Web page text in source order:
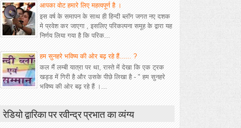
आपका वोट हमारे लिए महत्वपूर्ण है ।
इस वर्ष के समापन के साथ ही हिन्दी ब्लॉग जगत नए दशक
मे प्रवेश कर जाएगा , इसलिए परिकल्पना समूह के द्वारा यह
निर्णय लिया गया है कि परिक...
हम सुनहरे भविष्य की ओर बढ़ रहे हैं...... ?
कल मैं लम्बी यात्रा पर था, रास्ते में देखा कि एक ट्रक
खड्ड में गिरी है और उसके पीछे लिखा है - " हम सुनहरे
भविष्य की ओर बढ़ रहे हैं ।...
रेडियो द्वारिका पर रवीन्द्र प्रभात का व्यंग्य